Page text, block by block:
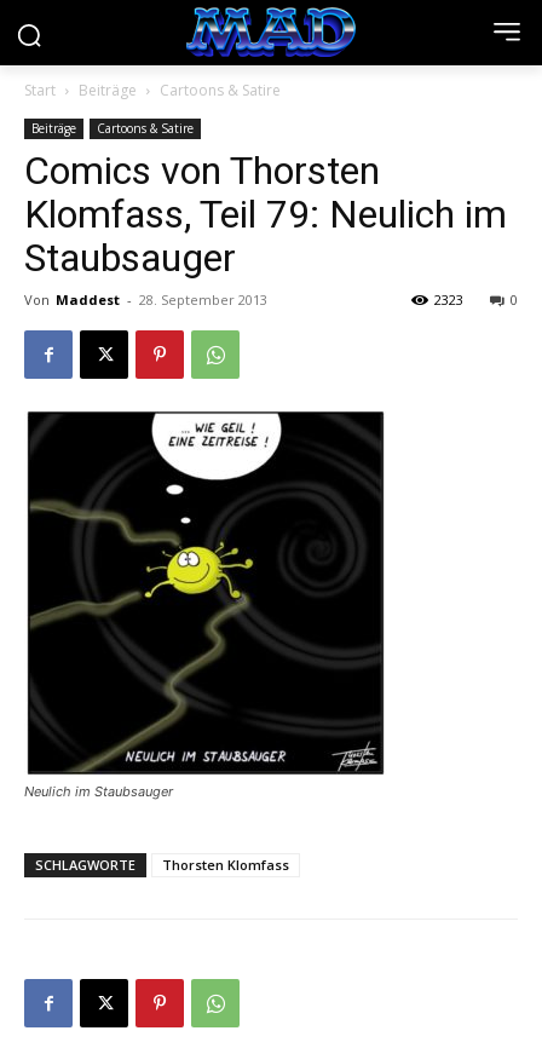
Start Beiträge Cartoons & Satire
Beiträge Cartoons & Satire
Comics von Thorsten
Klomfass, Teil 79: Neulich im
Staubsauger
Von Maddest - 28. September 2013 0
2323
Neulich im Staubsauger
SCHLAGWORTE Thorsten Klomfass